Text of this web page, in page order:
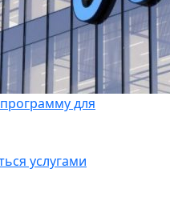
для
услугами